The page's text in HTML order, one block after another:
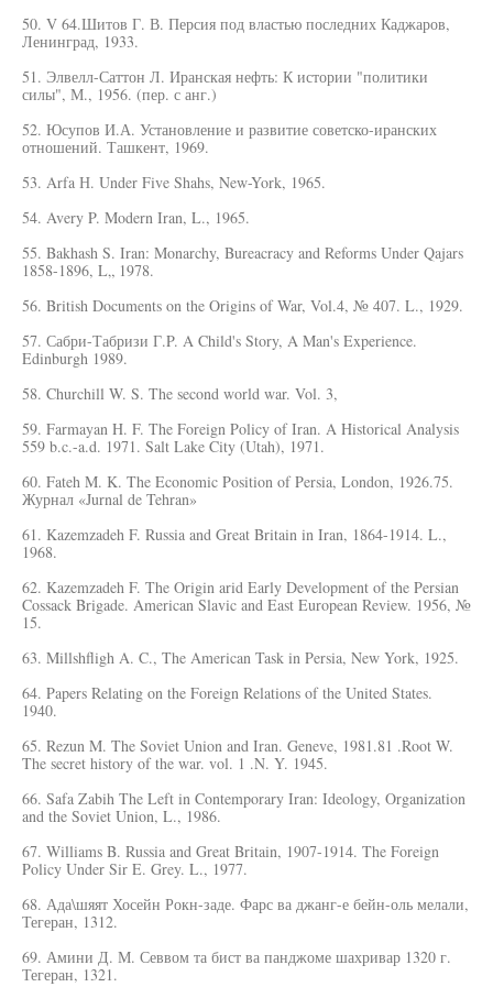
50. V 64.Шитов Г. В. Персия под властью последних Каджаров,
Ленинград, 1933.
51. Элвелл-Саттон Л. Иранская нефть: К истории "политики
силы", М., 1956. (пер. с анг.)
52. Юсупов И.А. Установление и развитие советско-иранских
отношений. Ташкент, 1969.
53. Arfa Н. Under Five Shahs, New-York, 1965.
54. Avery P. Modern Iran, L., 1965.
55. Bakhash S. Iran: Monarchy, Bureacracy and Reforms Under Qajars
1858-1896, L„ 1978.
56. British Documents on the Origins of War, Vol.4, № 407. L., 1929.
57. Сабри-Табризи Г.P. A Child's Story, A Man's Experience.
Edinburgh 1989.
58. Churchill W. S. The second world war. Vol. 3,
59. Farmayan H. F. The Foreign Policy of Iran. A Historical Analysis
559 b.c.-a.d. 1971. Salt Lake City (Utah), 1971.
60. Fateh M. K. The Economic Position of Persia, London, 1926.75.
Журнал «Jurnal de Tehran»
61. Kazemzadeh F. Russia and Great Britain in Iran, 1864-1914. L.,
1968.
62. Kazemzadeh F. The Origin arid Early Development of the Persian
Cossack Brigade. American Slavic and East European Review. 1956, №
15.
63. Millshfligh A. C., The American Task in Persia, New York, 1925.
64. Papers Relating on the Foreign Relations of the United States.
1940.
65. Rezun M. The Soviet Union and Iran. Geneve, 1981.81 .Root W.
The secret history of the war. vol. 1 .N. Y. 1945.
66. Safa Zabih The Left in Contemporary Iran: Ideology, Organization
and the Soviet Union, L., 1986.
67. Williams B. Russia and Great Britain, 1907-1914. The Foreign
Policy Under Sir E. Grey. L., 1977.
68. Ада\шяят Хосейн Рокн-заде. Фарс ва джанг-е бейн-оль мелали,
Тегеран, 1312.
69. Амини Д. М. Севвом та бист ва панджоме шахривар 1320 г.
Тегеран, 1321.